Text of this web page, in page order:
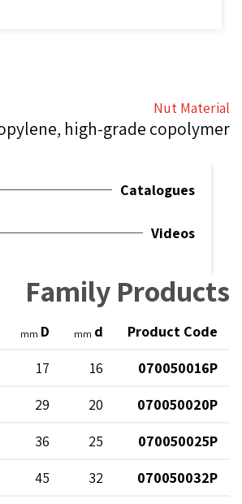
Nut Material
high-grade copolymer.
Catalogues
Videos
Family Products
Product Code
d
mm
D
mm
070050016P
16
17
070050020P
20
29
070050025P
25
36
070050032P
32
45